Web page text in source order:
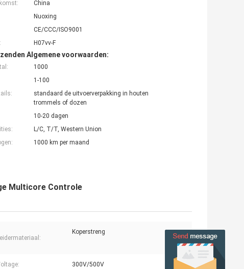
China
Nuoxing
CE/CCC/ISO9001
H07vv-F
Algemene voorwaarden:
1000
1-100
standaard de uitvoerverpakking in houten
trommels of dozen
10-20 dagen
L/C, T/T, Western Union
1000 km per maand
Multicore Controle
Koperstreng
300V/500V